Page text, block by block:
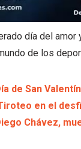
día del
de los
de San
en el
Chávez,